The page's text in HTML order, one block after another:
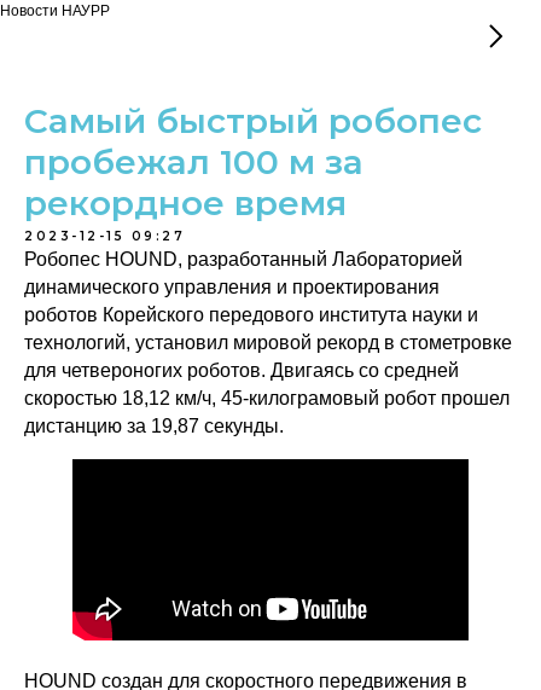
Новости НАУРР
Самый быстрый робопес
пробежал 100 м за
рекордное время
2023-12-15 09:27
Робопес HOUND, разработанный Лабораторией
динамического управления и проектирования
роботов Корейского передового института науки и
технологий, установил мировой рекорд в стометровке
для четвероногих роботов. Двигаясь со средней
скоростью 18,12 км/ч, 45-килограмовый робот прошел
дистанцию за 19,87 секунды.
HOUND создан для скоростного передвижения в